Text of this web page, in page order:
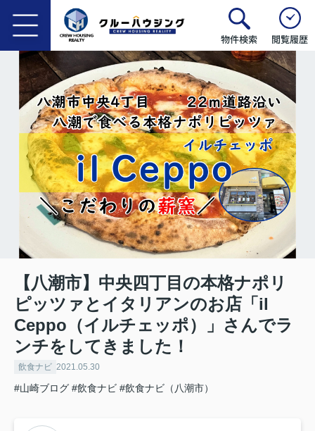
物件検索 閲覧履歴
【八潮市】中央四丁目の本格ナポリ
ピッツァとイタリアンのお店「il
Ceppo（イルチェッポ）」さんでラ
ンチをしてきました！
飲食ナビ 2021.05.30
#山崎ブログ #飲食ナビ #飲食ナビ（八潮市）